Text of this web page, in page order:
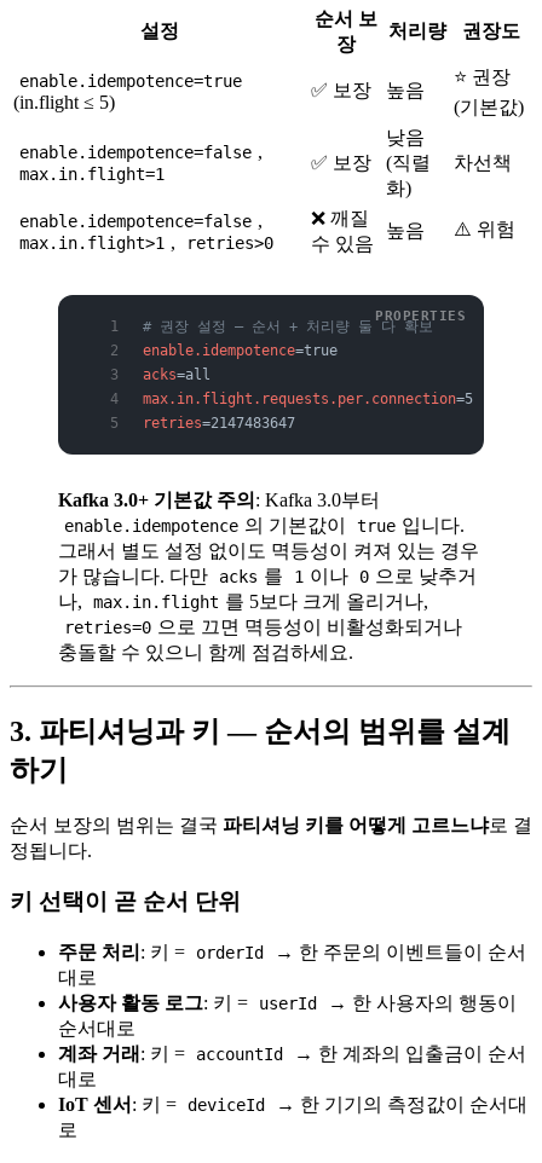
설정
순서 보
장
처리량 권장도
enable.idempotence=true
(in.flight ≤ 5)
✅ 보장 높음
⭐ 권장
(기본값)
enable.idempotence=false ,
max.in.flight=1
✅ 보장
낮음
(직렬
화)
차선책
enable.idempotence=false ,
max.in.flight>1 , retries>0
❌ 깨질
수 있음
높음 ⚠️ 위험
# 권장 설정 — 순서 + 처리량 둘 다 확보
enable.idempotence=true
acks=all
max.in.flight.requests.per.connection=5
retries=2147483647
Kafka 3.0+ 기본값 주의 : Kafka 3.0부터
enable.idempotence 의 기본값이 true 입니다.
그래서 별도 설정 없이도 멱등성이 켜져 있는 경우
가 많습니다. 다만
acks 를 1 이나 0 으로 낮추거
나,
max.in.flight 를 5보다 크게 올리거나,
retries=0 으로 끄면 멱등성이 비활성화되거나
충돌할 수 있으니 함께 점검하세요.
3. 파티셔닝과 키 — 순서의 범위를 설계
하기
순서 보장의 범위는 결국 파티셔닝 키를 어떻게 고르느냐로 결
정됩니다.
키 선택이 곧 순서 단위
주문 처리 : 키 = orderId
→ 한 주문의 이벤트들이 순서
대로
사용자 활동 로그: 키 = userId
→ 한 사용자의 행동이
순서대로
계좌 거래 : 키 = accountId
→ 한 계좌의 입출금이 순서
대로
IoT 센서 : 키 = deviceId
→ 한 기기의 측정값이 순서대
로